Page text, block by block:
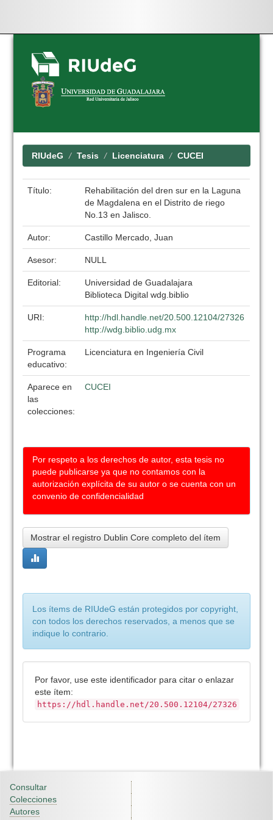
Skip
navigation
RIUdeG Tesis Licenciatura CUCEI
Título:
Rehabilitación del dren sur en la Laguna
de Magdalena en el Distrito de riego
No.13 en Jalisco.
Autor: Castillo Mercado, Juan
Asesor: NULL
Editorial:
Universidad de Guadalajara
Biblioteca Digital wdg.biblio
URI:
http://hdl.handle.net/20.500.12104/27326
http://wdg.biblio.udg.mx
Programa
educativo:
Licenciatura en Ingeniería Civil
Aparece en
las
colecciones:
CUCEI
Por respeto a los derechos de autor, esta tesis no
puede publicarse ya que no contamos con la
autorización explícita de su autor o se cuenta con un
convenio de confidencialidad
Mostrar el registro Dublin Core completo del ítem
Los ítems de RIUdeG están protegidos por copyright,
con todos los derechos reservados, a menos que se
indique lo contrario.
Por favor, use este identificador para citar o enlazar
este ítem:
https://hdl.handle.net/20.500.12104/27326
Consultar
Colecciones
Autores